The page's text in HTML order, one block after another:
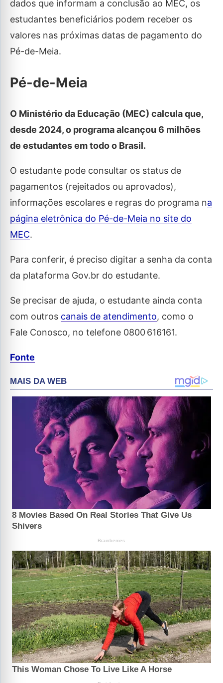
dados que informam a conclusão ao MEC, os
estudantes beneficiários podem receber os
valores nas próximas datas de pagamento do
Pé-de-Meia.
Pé-de-Meia
O Ministério da Educação (MEC) calcula que,
desde 2024, o programa alcançou 6 milhões
de estudantes em todo o Brasil.
O estudante pode consultar os status de
pagamentos (rejeitados ou aprovados),
informações escolares e regras do programa na
página eletrônica do Pé-de-Meia no site do
MEC.
Para conferir, é preciso digitar a senha da conta
da plataforma Gov.br do estudante.
Se precisar de ajuda, o estudante ainda conta
com outros canais de atendimento, como o
Fale Conosco, no telefone 0800 616161.
Fonte